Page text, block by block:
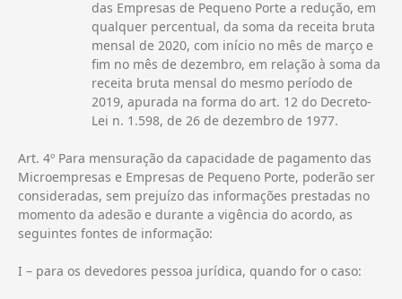
das Empresas de Pequeno Porte a redução, em
qualquer percentual, da soma da receita bruta
mensal de 2020, com início no mês de março e
fim no mês de dezembro, em relação à soma da
receita bruta mensal do mesmo período de
2019, apurada na forma do art. 12 do Decreto-
Lei n. 1.598, de 26 de dezembro de 1977.
Art. 4º Para mensuração da capacidade de pagamento das
Microempresas e Empresas de Pequeno Porte, poderão ser
consideradas, sem prejuízo das informações prestadas no
momento da adesão e durante a vigência do acordo, as
seguintes fontes de informação:
I – para os devedores pessoa jurídica, quando for o caso: